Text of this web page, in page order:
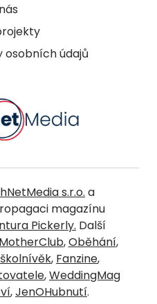
osobních údajů
s.r.o. a
magazínu
Pickerly. Další
MotherClub,Oběhání,
, Fanzine,
,WeddingMag
,JenOHubnutí.